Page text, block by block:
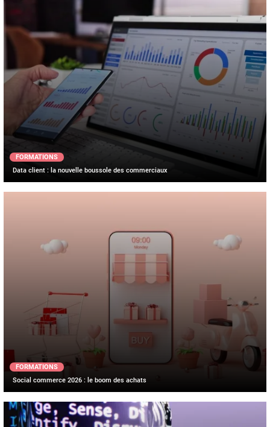
FORMATIONS
Data client : la nouvelle boussole des commerciaux
FORMATIONS
Social commerce 2026 : le boom des achats